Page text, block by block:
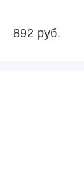
892 руб.